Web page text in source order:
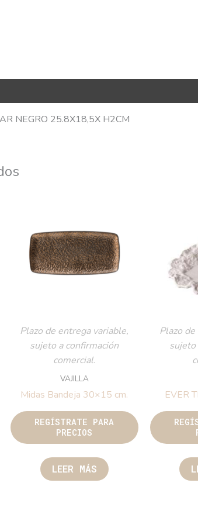
NEGRO 25.8X18,5X H2CM
Plazo de entrega variable,
sujeto a confirmación
comercial.
VAJILLA
Midas Bandeja 30×15 cm.
REGÍSTRATE PARA
PRECIOS
LEER MÁS
Plazo
sujeto
EVER